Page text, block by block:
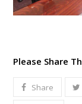
Please Share
Share